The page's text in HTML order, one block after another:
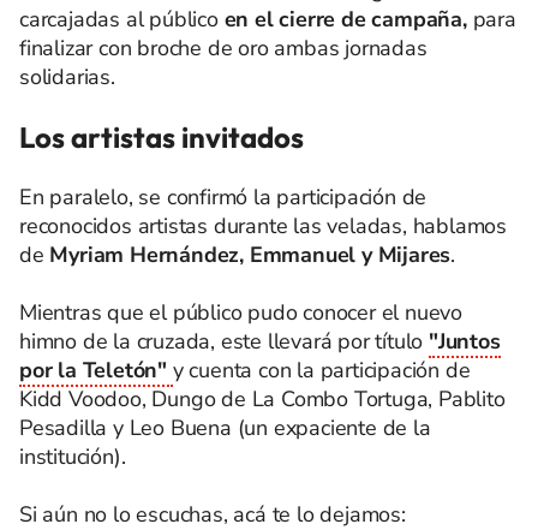
carcajadas al público en el cierre de campaña,para
finalizar con broche de oro ambas jornadas
solidarias.
Los artistas invitados
En paralelo, se confirmó la participación de
reconocidos artistas durante las veladas, hablamos
de Myriam Hernández, Emmanuel y Mijares.
Mientras que el público pudo conocer el nuevo
himno de la cruzada, este llevará por título "Juntos
por la Teletón" y cuenta con la participación de
Kidd Voodoo, Dungo de La Combo Tortuga, Pablito
Pesadilla y Leo Buena (un expaciente de la
institución).
Si aún no lo escuchas, acá te lo dejamos: